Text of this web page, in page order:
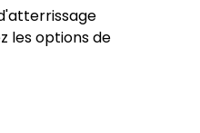
les options de